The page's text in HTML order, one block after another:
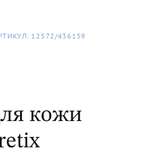
12572/436159
кожи